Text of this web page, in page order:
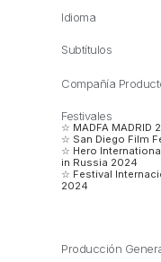
Idioma
Subtítulos
Compañía
Festivales
☆ MADFA MADRID
☆ San Diego Film
☆ Hero
in Russia 2024
☆ Festival
2024
Producción